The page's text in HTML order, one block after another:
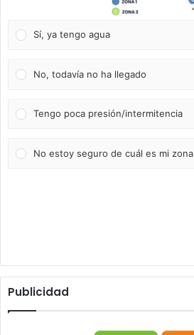
Sí, ya tengo agua
No, todavía no ha llegado
Tengo poca presión/intermitencia
No estoy seguro de cuál es mi zona
Publicidad